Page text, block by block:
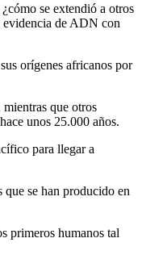
se extendió a otros
evidencia de ADN con
orígenes africanos por
que otros
unos 25.000 años.
para llegar a
se han producido en
primeros humanos tal